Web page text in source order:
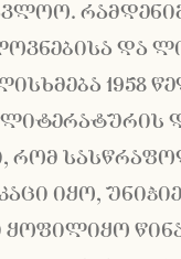
და
1958
რომ
იყო,
წინა